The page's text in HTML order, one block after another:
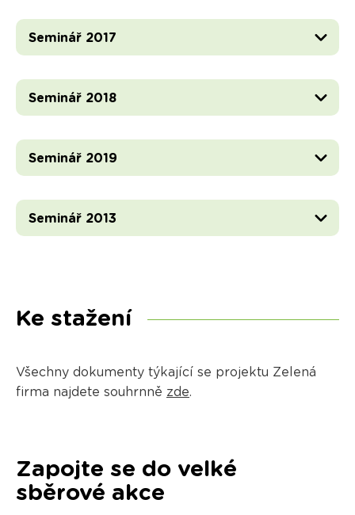
Seminář 2017
Seminář 2018
Seminář 2019
Seminář 2013
Ke stažení
Všechny dokumenty týkající se projektu Zelená
firma najdete souhrnně zde.
Zapojte se do velké
sběrové akce